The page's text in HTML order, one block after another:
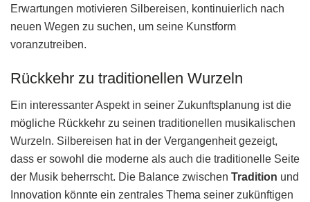
Erwartungen motivieren Silbereisen, kontinuierlich nach
neuen Wegen zu suchen, um seine Kunstform
voranzutreiben.
Rückkehr zu traditionellen Wurzeln
Ein interessanter Aspekt in seiner Zukunftsplanung ist die
mögliche Rückkehr zu seinen traditionellen musikalischen
Wurzeln. Silbereisen hat in der Vergangenheit gezeigt,
dass er sowohl die moderne als auch die traditionelle Seite
der Musik beherrscht. Die Balance zwischen Tradition und
Innovation könnte ein zentrales Thema seiner zukünftigen